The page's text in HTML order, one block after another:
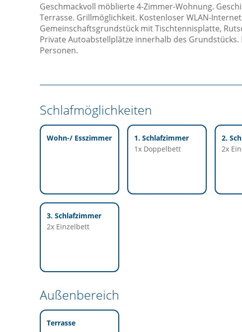
Geschmackvoll möblierte 4-Zimmer-Wohnung.
Terrasse. Grillmöglichkeit. Kostenloser WLAN-
Gemeinschaftsgrundstück mit Tischtennisplatte,
Private Autoabstellplätze innerhalb des
Personen.
Schlafmöglichkeiten
Wohn-/ Esszimmer
1. Schlafzimmer
1x Doppelbett
2.
2x
3. Schlafzimmer
2x Einzelbett
Außenbereich
Terrasse